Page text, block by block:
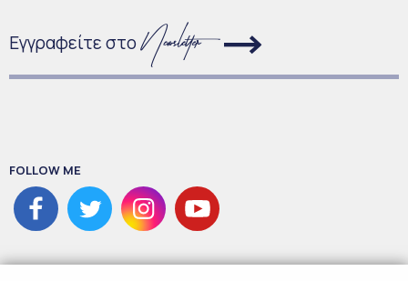
Εγγραφείτε στο
FOLLOW ME